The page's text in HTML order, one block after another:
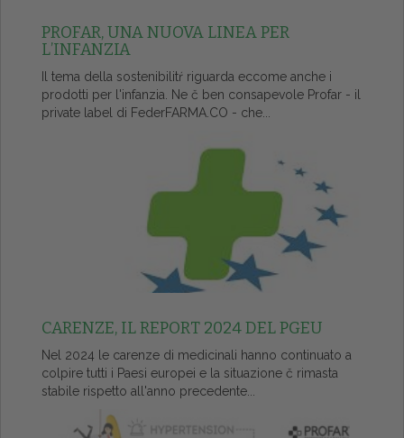
PROFAR, UNA NUOVA LINEA PER
L’INFANZIA
Il tema della sostenibilitŕ riguarda eccome anche i
prodotti per l'infanzia. Ne č ben consapevole Profar - il
private label di FederFARMA.CO - che...
CARENZE, IL REPORT 2024 DEL PGEU
Nel 2024 le carenze di medicinali hanno continuato a
colpire tutti i Paesi europei e la situazione č rimasta
stabile rispetto all'anno precedente...